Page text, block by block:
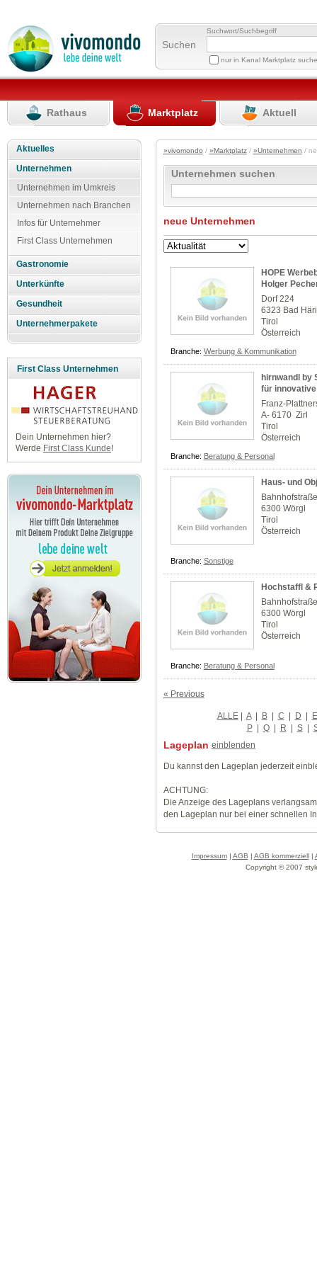
Suchen
Suchwort/Suchbegriff
nur in Kanal Marktplatz
Rathaus Marktplatz Aktuell
Aktuelles
Unternehmen
Unternehmen im Umkreis
Unternehmen nach Branchen
Infos für Unternehmer
First Class Unternehmen
Gastronomie
Unterkünfte
Gesundheit
Unternehmerpakete
First Class Unternehmen
Dein Unternehmen hier?
Werde First Class Kunde!
»vivomondo / »Marktplatz/ »Unternehmen /
Unternehmen suchen
neue Unternehmen
HOPE
Holger
Dorf 224
6323 Bad
Tirol
Österreich
Branche: Werbung & Kommunikation
hirnwandl by
für innovative
Franz-
A- 6170 Zirl
Tirol
Österreich
Branche: Beratung & Personal
Haus- und
6300 Wörgl
Tirol
Österreich
Branche: Sonstige
Hochstaffl &
6300 Wörgl
Tirol
Österreich
Branche: Beratung & Personal
« Previous
ALLE| A | B | C | D | E
P | Q | R | S |
Lageplan einblenden
Du kannst den Lageplan jederzeit
ACHTUNG:
Die Anzeige des Lageplans
den Lageplan nur bei einer schnellen
Impressum| AGB | AGB kommerziell|
Copyright © 2007